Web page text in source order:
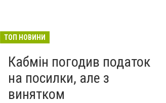
ТОП НОВИНИ
Кабмін погодив податок
на посилки, але з
винятком